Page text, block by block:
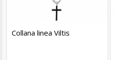
Collana linea Viltis